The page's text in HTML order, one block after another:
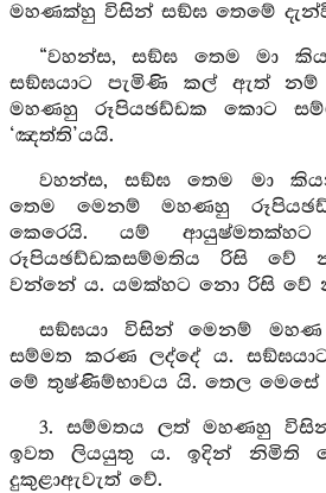
මහණක්හු විසින් සඞ්‍ඝ තෙමේ
“වහන්ස, සඞ්‍ඝ තෙම මා
සඞ්‍ඝයාට පැමිණි කල් ඇත්
මහණහු රූපියඡඩ්ඩක කොට
‘ඤත්ති’යයි.
වහන්ස, සඞ්‍ඝ තෙම මා
තෙම මෙනම් මහණහු
කෙරෙයි. යම්
රූපියඡඩ්ඩකසම්මතිය රිසි වේ
වන්නේ ය. යමක්හට නො රිසි වේ
සඞ්‍ඝයා විසින් මෙනම්
සම්මත කරණ ලද්දේ ය.
මේ තුෂ්ණිම්භාවය යි. තෙල මෙසේ
3. සම්මතය ලත් මහණහු
ඉවත ලියයුතු ය. ඉදින් නිමිති
දුකුළාඇවැත් වේ.